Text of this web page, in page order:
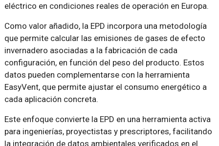
eléctrico en condiciones reales de operación en Europa.
Como valor añadido, la EPD incorpora una metodología
que permite calcular las emisiones de gases de efecto
invernadero asociadas a la fabricación de cada
configuración, en función del peso del producto. Estos
datos pueden complementarse con la herramienta
EasyVent, que permite ajustar el consumo energético a
cada aplicación concreta.
Este enfoque convierte la EPD en una herramienta activa
para ingenierías, proyectistas y prescriptores, facilitando
la integración de datos ambientales verificados en el